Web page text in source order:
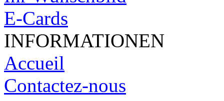
E-Cards
INFORMATIONEN
Accueil
Contactez-nous